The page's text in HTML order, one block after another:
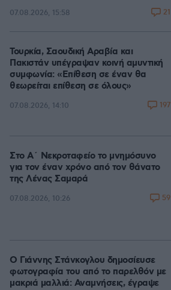
07.08.2026, 15:58 21
Τουρκία, Σαουδική Αραβία και
Πακιστάν υπέγραψαν κοινή αμυντική
συμφωνία: «Επίθεση σε έναν θα
θεωρείται επίθεση σε όλους»
07.08.2026, 14:10 197
Στο Α΄ Νεκροταφείο το μνημόσυνο
για τον έναν χρόνο από τον θάνατο
της Λένας Σαμαρά
07.08.2026, 10:26 59
Ο Γιάννης Στάνκογλου δημοσίευσε
φωτογραφία του από το παρελθόν με
μακριά μαλλιά: Αναμνήσεις, έγραψε